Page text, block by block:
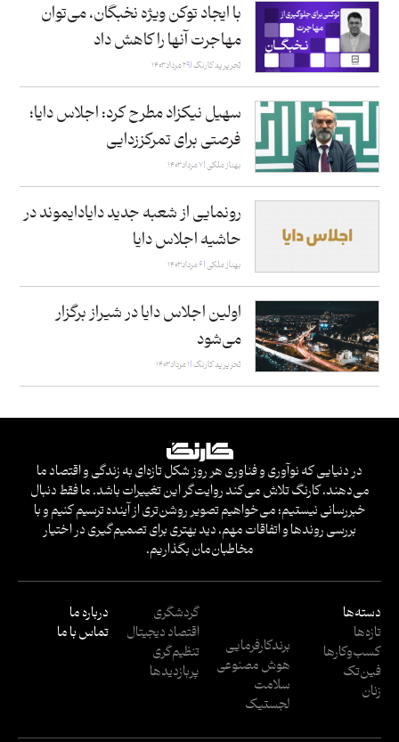
با ایجاد توکن ویژه نخبگان، می‌توان
مهاجرت آنها را کاهش داد
تحریریه کارنگ ۲۹ مرداد ۱۴۰۳
سهیل نیکزاد مطرح کرد: اجلاس دایا؛
فرصتی برای تمرکززدایی
بهناز ملکی ۷ مرداد ۱۴۰۳
رونمایی از شعبه جدید دایادایموند در
حاشیه اجلاس دایا
بهناز ملکی ۶ مرداد ۱۴۰۳
اولین اجلاس دایا در شیراز برگزار
می‌شود
تحریریه کارنگ ۱ مرداد ۱۴۰۳
در دنیایی که نوآوری و فناوری هر روز شکل تازه‌ای به زندگی و اقتصاد ما
می‌دهند، کارنگ تلاش می‌کند روایت‌گر این تغییرات باشد. ما فقط دنبال
خبررسانی نیستیم؛ می‌خواهیم تصویر روشن‌تری از آینده ترسیم کنیم و با
بررسی روندها و اتفاقات مهم، دید بهتری برای تصمیم‌گیری در اختیار
مخاطبان‌مان بگذاریم.
دسته‌ها
تازه‌ها
کسب‌وکار‌ها
فین‌تک
زنان
برندکارفرمایی
هوش مصنوعی
سلامت
لجستیک
گردشگری
اقتصاد دیجیتال
تنظیم‌گری
پربازدید‌ها
درباره ما
تماس با ما